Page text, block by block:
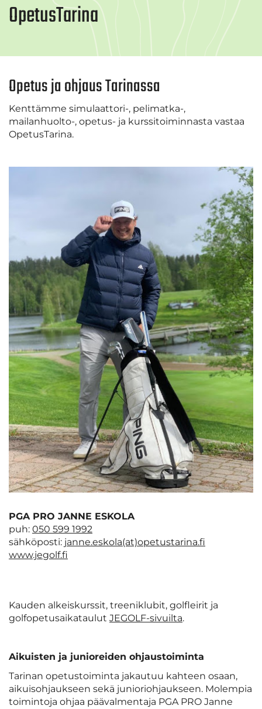
OpetusTarina
Opetus ja ohjaus Tarinassa
Kenttämme simulaattori-, pelimatka-,
mailanhuolto-, opetus- ja kurssitoiminnasta vastaa
OpetusTarina.
PGA PRO JANNE ESKOLA
puh: 050 599 1992
sähköposti: janne.eskola(at)opetustarina.fi
www.jegolf.fi
Kauden alkeiskurssit, treeniklubit, golfleirit ja
golfopetusaikataulut JEGOLF-sivuilta.
Aikuisten ja junioreiden ohjaustoiminta
Tarinan opetustoiminta jakautuu kahteen osaan,
aikuisohjaukseen sekä junioriohjaukseen. Molempia
toimintoja ohjaa päävalmentaja PGA PRO Janne